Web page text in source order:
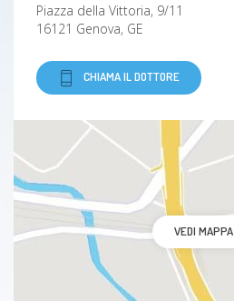
Piazza della Vittoria, 9/11
16121 Genova, GE
CHIAMA IL DOTTORE
VEDI MAPPA